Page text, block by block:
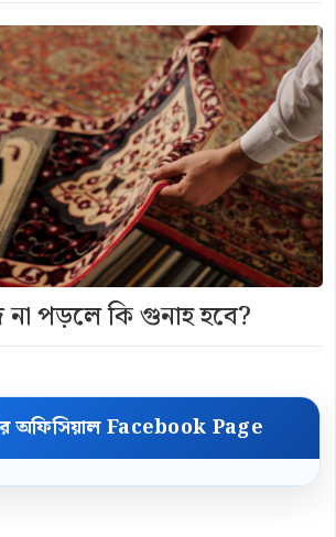
না পড়লে কি গুনাহ হবে?
অফিসিয়াল Facebook Page